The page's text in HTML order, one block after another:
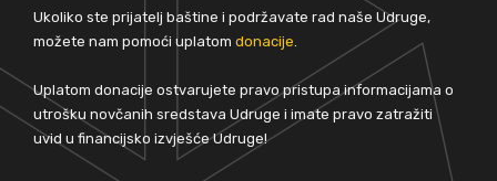
Ukoliko ste prijatelj baštine i podržavate rad naše Udruge,
možete nam pomoći uplatom donacije
Uplatom donacije ostvarujete pravo pristupa informacijama o
utrošku novčanih sredstava Udruge i imate pravo zatražiti
uvid u financijsko izvješće Udruge!